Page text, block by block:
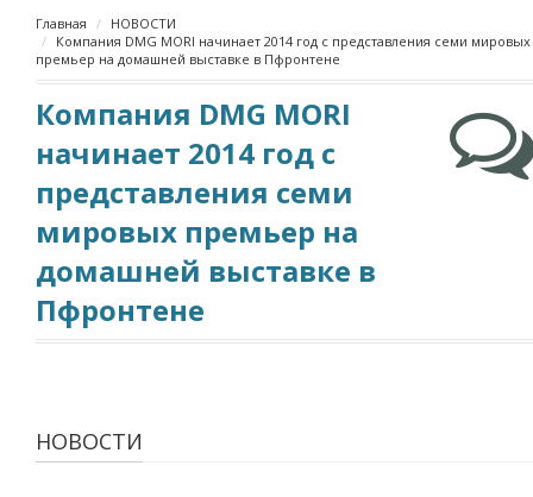
Главная
НОВОСТИ
Компания DMG MORI начинает 2014 год с представления семи мировых
премьер на домашней выставке в Пфронтене
Компания DMG MORI
начинает 2014 год с
представления семи
мировых премьер на
домашней выставке в
Пфронтене
НОВОСТИ